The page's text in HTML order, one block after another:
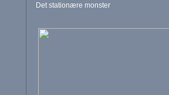
Det stationære monster